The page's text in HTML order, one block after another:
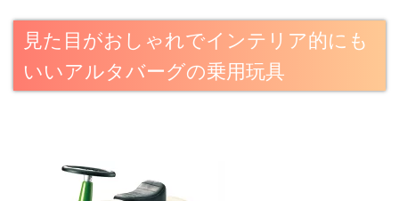
見た目がおしゃれでインテリア的にも
いいアルタバーグの乗用玩具